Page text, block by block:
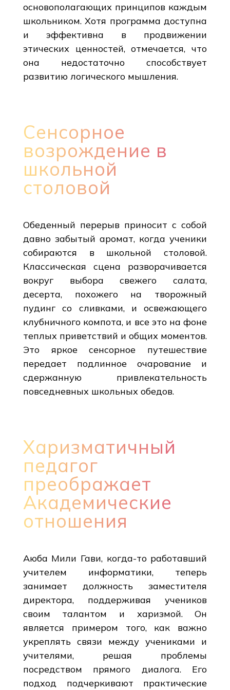
основополагающих принципов каждым
школьником. Хотя программа доступна
и эффективна в продвижении
этических ценностей, отмечается, что
она недостаточно способствует
развитию логического мышления.
Сенсорное
возрождение в
школьной
столовой
Обеденный перерыв приносит с собой
давно забытый аромат, когда ученики
собираются в школьной столовой.
Классическая сцена разворачивается
вокруг выбора свежего салата,
десерта, похожего на творожный
пудинг со сливками, и освежающего
клубничного компота, и все это на фоне
теплых приветствий и общих моментов.
Это яркое сенсорное путешествие
передает подлинное очарование и
сдержанную привлекательность
повседневных школьных обедов.
Харизматичный
педагог
преображает
Академические
отношения
Аюба Мили Гави, когда-то работавший
учителем информатики, теперь
занимает должность заместителя
директора, поддерживая учеников
своим талантом и харизмой. Он
является примером того, как важно
укреплять связи между учениками и
учителями, решая проблемы
посредством прямого диалога. Его
подход подчеркивают практические